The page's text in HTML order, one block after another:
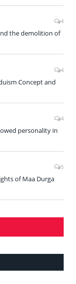
4
the demolition of
4
Concept and
4
personality in
5
of Maa Durga